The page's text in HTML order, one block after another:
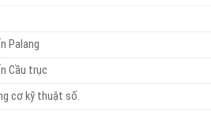
Palang
Cầu trục
cơ kỹ thuật số.